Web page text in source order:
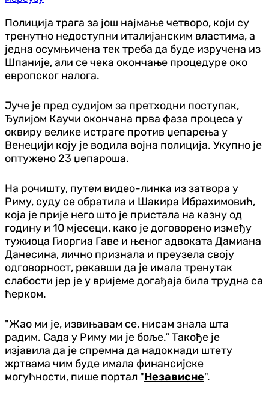
Полиција трага за још најмање четворо, који су
тренутно недоступни италијанским властима, а
једна осумњичена тек треба да буде изручена из
Шпаније, али се чека окончање процедуре око
европског налога.
Јуче је пред судијом за претходни поступак,
Ђулијом Каучи окончана прва фаза процеса у
оквиру велике истраге против џепарења у
Венецији коју је водила војна полиција. Укупно је
оптужено 23 џепароша.
На рочишту, путем видео-линка из затвора у
Риму, суду се обратила и Шакира Ибрахимовић,
која је прије него што је пристала на казну од
годину и 10 мјесеци, како је договорено између
тужиоца Гиоргиа Гаве и њеног адвоката Дамиана
Данесина, лично признала и преузела своју
одговорност, рекавши да је имала тренутак
слабости јер је у вријеме догађаја била трудна са
ћерком.
"Жао ми је, извињавам се, нисам знала шта
радим. Сада у Риму ми је боље.“ Такође је
изјавила да је спремна да надокнади штету
жртвама чим буде имала финансијске
могућности, пише портал "Независне".